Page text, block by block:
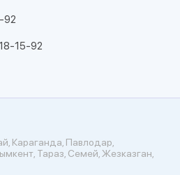
92
15-92
Караганда, Павлодар,
Тараз, Семей, Жезказган,